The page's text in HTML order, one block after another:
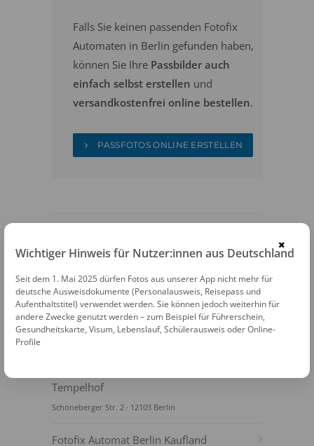
Falls Sie keinen passenden Fotofix
Automaten in Berlin gefunden haben,
können Sie Ihre Passbilder auch
einfach selbst erstellen und
versandkostenfrei online bestellen.
PASSFOTOS ONLINE ERSTELLEN
Fotofix Automat Berlin Woolworth
Tempelhofer Damm
Tempelhofer Damm 98 · 12247 Berlin
Tempelhof
Schöneberger Str. 2 · 12103 Berlin
Fotofix Automat Berlin Kaufland
×
Wichtiger Hinweis für Nutzer:innen aus Deutschland
Seit dem 1. Mai 2025 dürfen Fotos aus unserer App nicht mehr für
deutsche Ausweisdokumente (Personalausweis, Reisepass und
Aufenthaltstitel) verwendet werden. Sie können jedoch weiterhin für
andere Zwecke genutzt werden – zum Beispiel für Führerschein,
Gesundheitskarte, Visum, Lebenslauf, Schülerausweis oder Online-
Profile